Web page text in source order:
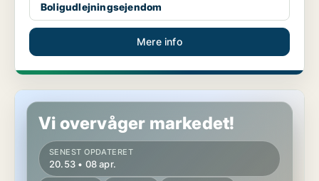
Boligudlejningsejendom
Mere info
Butik i Tranbjerg J
Vi overvåger markedet!
SENEST OPDATERET
20.53 • 08 apr.